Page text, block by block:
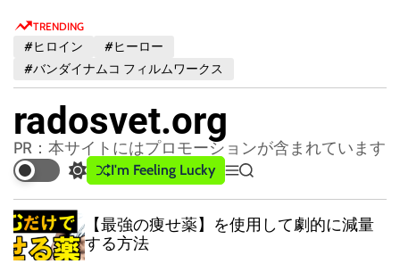
TRENDING
#ヒロイン
#ヒーロー
#バンダイナムコ フィルムワークス
radosvet.org
PR：本サイトにはプロモーションが含まれています
S
w
i
t
c
I'm Feeling Lucky
M
e
n
u
S
e
r
【最強の痩せ薬】を使用して劇的に減量
する方法